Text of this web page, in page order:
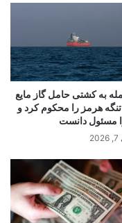
به کشتی حامل گاز مایع
هرمز را محکوم کرد و
مسئول دانست